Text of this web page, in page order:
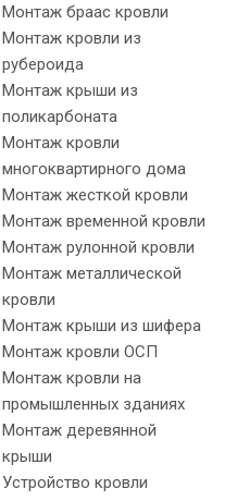
Монтаж браас кровли
Монтаж кровли из
рубероида
Монтаж крыши из
поликарбоната
Монтаж кровли
многоквартирного дома
Монтаж жесткой кровли
Монтаж временной кровли
Монтаж рулонной кровли
Монтаж металлической
кровли
Монтаж крыши из шифера
Монтаж кровли ОСП
Монтаж кровли на
промышленных зданиях
Монтаж деревянной
крыши
Устройство кровли